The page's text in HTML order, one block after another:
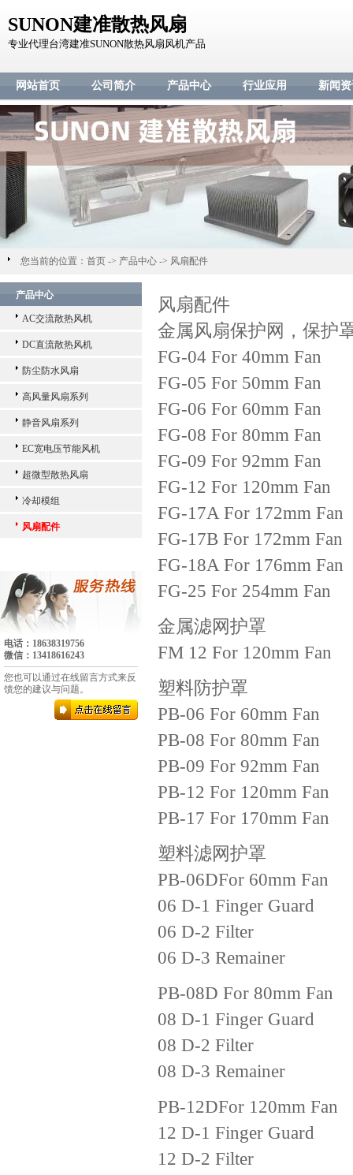
SUNON建准散热风扇
专业代理台湾建准SUNON散热风扇风机产品
网站首页 公司简介 产品中心 行业应用 新闻
您当前的位置： 首页 -> 产品中心 -> 风扇配件
产品中心
AC交流散热风机
DC直流散热风机
防尘防水风扇
高风量风扇系列
静音风扇系列
EC宽电压节能风机
超微型散热风扇
冷却模组
风扇配件
电话：18638319756
微信：13418616243
您也可以通过在线留言方式来反
馈您的建议与问题。
风扇配件
金属风扇保护网，保护
FG-04 For 40mm Fan
FG-05 For 50mm Fan
FG-06 For 60mm Fan
FG-08 For 80mm Fan
FG-09 For 92mm Fan
FG-12 For 120mm Fan
FG-17A For 172mm Fan
FG-17B For 172mm Fan
FG-18A For 176mm Fan
FG-25 For 254mm Fan
金属滤网护罩
FM 12 For 120mm Fan
塑料防护罩
PB-06 For 60mm Fan
PB-08 For 80mm Fan
PB-09 For 92mm Fan
PB-12 For 120mm Fan
PB-17 For 170mm Fan
塑料滤网护罩
PB-06DFor 60mm Fan
06 D-1 Finger Guard
06 D-2 Filter
06 D-3 Remainer
PB-08D For 80mm Fan
08 D-1 Finger Guard
08 D-2 Filter
08 D-3 Remainer
PB-12DFor 120mm Fan
12 D-1 Finger Guard
12 D-2 Filter